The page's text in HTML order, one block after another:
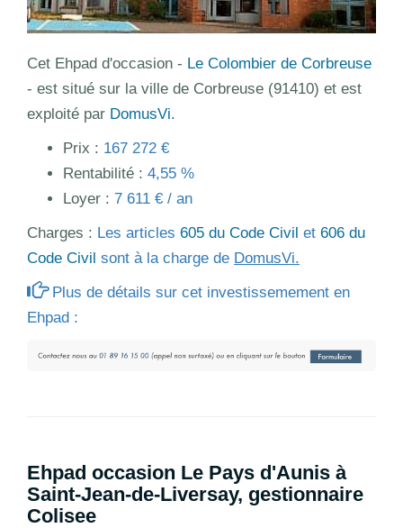
Cet Ehpad d'occasion - Le Colombier de Corbreuse
- est situé sur la ville de Corbreuse (91410) et est
exploité par DomusVi.
Prix : 167 272 €
Rentabilité : 4,55 %
Loyer : 7 611 € / an
Charges : Les articles 605 du Code Civil et 606 du
Code Civil sont à la charge de DomusVi.
Plus de détails sur cet investissemement en
Ehpad :
Ehpad occasion Le Pays d'Aunis à
Saint-Jean-de-Liversay, gestionnaire
Colisee